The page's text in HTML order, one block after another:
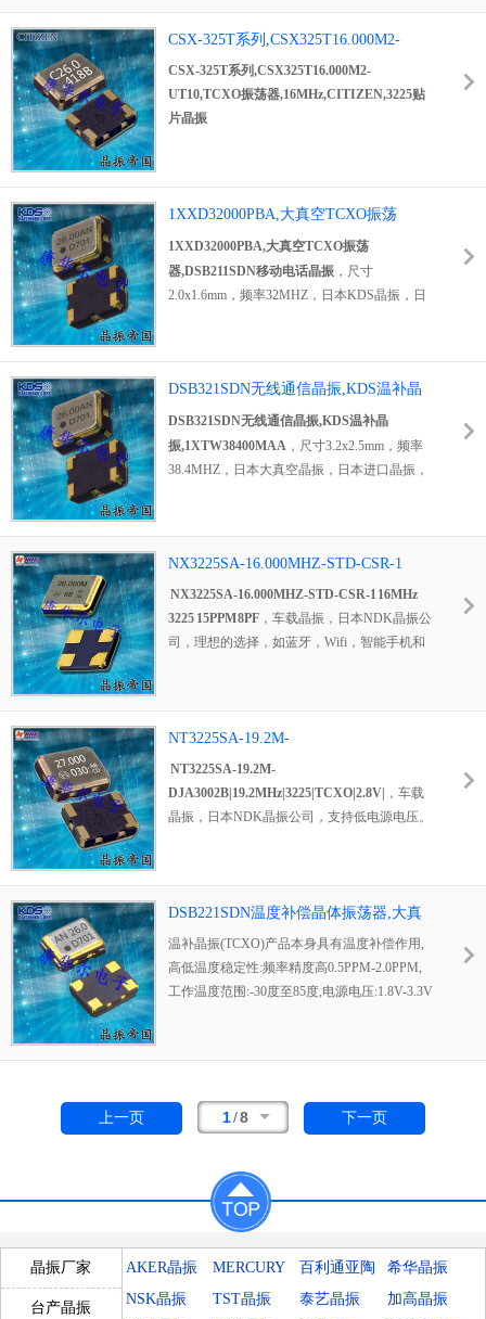
引脚封装尺寸晶振,两脚 5032 晶振外观通常采
属面编带封装, 5032 进口晶振与国产晶振受到
广大用户群体的热捧,被使用到通讯,医疗,消费,
工业,汽车电子等领域当中。
率稳定度是±2.5ppm，为CSX532T晶振。该西
铁城晶振尺寸是5.0 x 3.2mm，工作温度
是-30~75度，电流为1mA，属于是温补晶振，
也叫TCXO振荡器。 温度补偿晶体振荡器
（TCXO）包括数字补偿晶体振荡器和微机补
减少其频率－温度偏移的晶体振荡器。
CSX-325T系列,CSX325T16.000M2-
UT10,TCXO振荡
器,16MHz,CITIZEN,3225贴片晶振
CSX-325T系列,CSX325T16.000M2-
UT10,TCXO振荡器,16MHz,CITIZEN,3225贴
片晶振
压为1.8V~3V，频率稳定度是±2.5ppm，其工
作温度是-30°C~75°C，电流为1.5mA，尺寸是
3.2 x 2.5mm，该 CITIZEN晶振属于TCXO温补
晶振，也叫TCXO振荡器。该3225贴片晶振为
小型，薄型，质地轻的表面贴片振荡器，手机
性，满足无铅焊盘的高温回流温度曲线要求。
1XXD32000PBA,大真空TCXO振荡
器,DSB211SDN移动电话晶振
1XXD32000PBA,大真空TCXO振荡
器,DSB211SDN移动电话晶振 ，尺寸
2.0x1.6mm，频率32MHZ，日本KDS晶振，日
TCXO晶体振荡器，温度补偿晶体振荡器，贴
片温补晶振，石英温补晶振，高性能温补晶
振，高质量温补晶振，低损耗温补晶振，低耗
能温补晶振，低耗能温补晶振，低相位温补晶
振，低相噪温补晶振，无线通信温补晶振，移
补晶振，网络设备温补晶振，具有低相位低相
噪的特点。
DSB321SDN无线通信晶振,KDS温补晶
振,1XTW38400MAA
DSB321SDN无线通信晶振,KDS温补晶
振,1XTW38400MAA ，尺寸3.2x2.5mm，频率
38.4MHZ，日本大真空晶振，日本进口晶振，
压温补晶振，低功耗温补晶振，低相位温补晶
振，低抖动温补晶振，低相噪温补晶振，高精
度温补晶振，高性能温补晶振，无线通信专用
温补晶振，移动电话温补晶振，GPS全球定位
压低抖动的特点。
TCXO晶振产品超级适合用于移动电话、
NX3225SA-16.000MHZ-STD-CSR-1
16MHz 3225 15PPM 8PF
NX3225SA-16.000MHZ-STD-CSR-1 16MHz
3225 15PPM 8PF ， 车载晶振 ，日本NDK晶振公
司，理想的选择，如蓝牙，Wifi，智能手机和
性。是无铅的。满足使用无铅焊料进行再流分
析的要求。适用于OA / AV移动通信/短程无线
通信
NT3225SA-19.2M-
DJA3002B|19.2MHz|3225|TCXO|2.8V|
NT3225SA-19.2M-
DJA3002B|19.2MHz|3225|TCXO|2.8V| ， 车载
晶振 ，日本NDK晶振公司， 支持低电源电压。
mm、0.007 cm3和0.024 g。低功耗。是一个表
面安装的晶体振荡器。（有可能进行回流
焊。）是无铅的。满足使用无铅焊料进行再流
分析的要求
DSB221SDN温度补偿晶体振荡器,大真
空KDS晶体,7EE05200A02晶振
温补晶振(TCXO)产品本身具有温度补偿作用,
高低温度稳定性:频率精度高0.5PPM-2.0PPM,
工作温度范围:-30度至85度,电源电压:1.8V-3.3V
赫,38.4兆赫,40兆赫,因产品性能稳定,精度高等
品领域,GPS全球定位系统,智能手机,WiMAX和
蜂窝和无线通信等产品,符合RoHS/无铅.
上一页 1/8 下一页
晶振厂家
台产晶振
AKER晶振
MERCURY
晶振
百利通亚陶
晶振
希华晶振
NSK晶振
TST晶振 泰艺晶振
加高晶振